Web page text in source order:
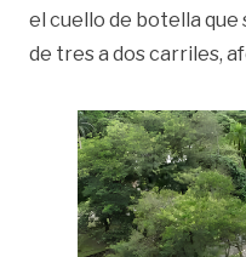
el cuello de botella que
de tres a dos carriles,